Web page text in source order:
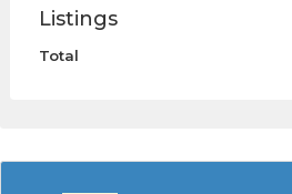
Listings
Total